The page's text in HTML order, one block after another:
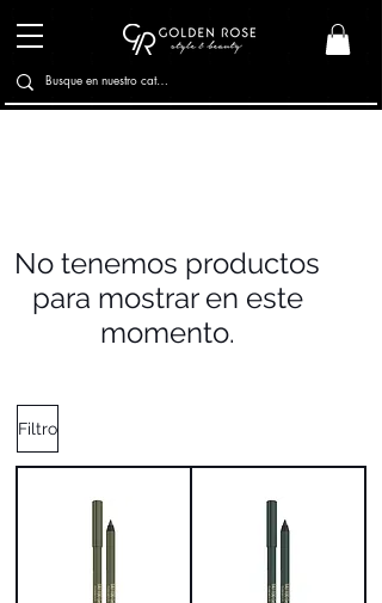
No tenemos productos
para mostrar en este
momento.
Filtro